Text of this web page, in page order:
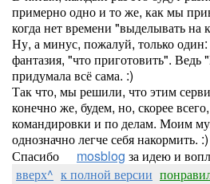
примерно одно и то же, как мы
когда нет времени "выделывать
Ну, а минус, пожалуй, только один:
фантазия, "что приготовить". Ведь
придумала всё сама. :)
Так что, мы решили, что этим
конечно же, будем, но, скорее
командировки и по делам. Моим
однозначно легче себя накормить. :)
Спасибо
mosblog за идею и
вверх^ к полной версии